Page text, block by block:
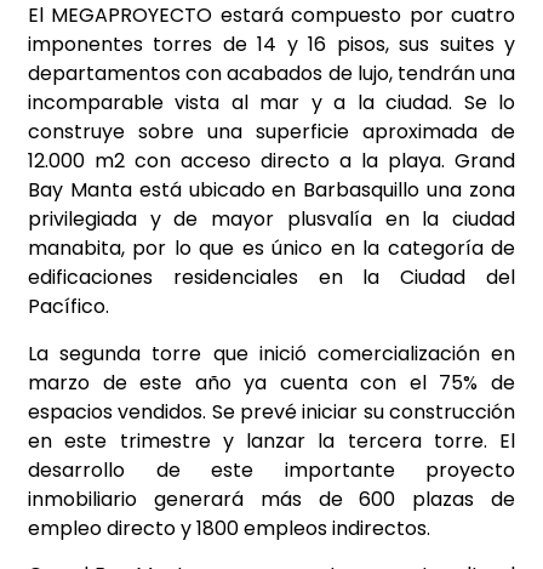
El MEGAPROYECTO estará compuesto por cuatro
imponentes torres de 14 y 16 pisos, sus suites y
departamentos con acabados de lujo, tendrán una
incomparable vista al mar y a la ciudad. Se lo
construye sobre una superficie aproximada de
12.000 m2 con acceso directo a la playa. Grand
Bay Manta está ubicado en Barbasquillo una zona
privilegiada y de mayor plusvalía en la ciudad
manabita, por lo que es único en la categoría de
edificaciones residenciales en la Ciudad del
Pacífico.
La segunda torre que inició comercialización en
marzo de este año ya cuenta con el 75% de
espacios vendidos. Se prevé iniciar su construcción
en este trimestre y lanzar la tercera torre. El
desarrollo de este importante proyecto
inmobiliario generará más de 600 plazas de
empleo directo y 1800 empleos indirectos.